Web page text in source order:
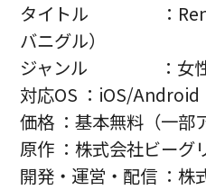
タイトル ：
バニグル）
ジャンル ：女性
対応OS ：iOS/Android
価格 ：基本無料（一部
原作 ：株式会社ビーグ
開発・運営・配信 ：株